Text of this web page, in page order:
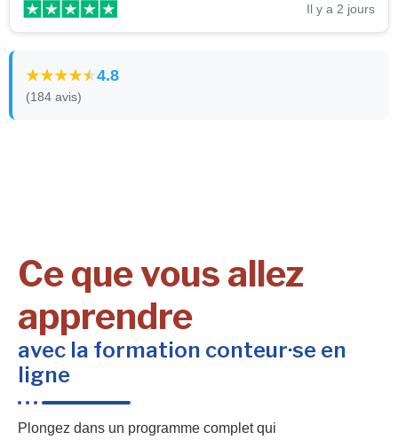
Il y a 2 jours
4.8
(184 avis)
Ce que vous allez
apprendre
avec la formation conteur·se en
ligne
Plongez dans un programme complet qui